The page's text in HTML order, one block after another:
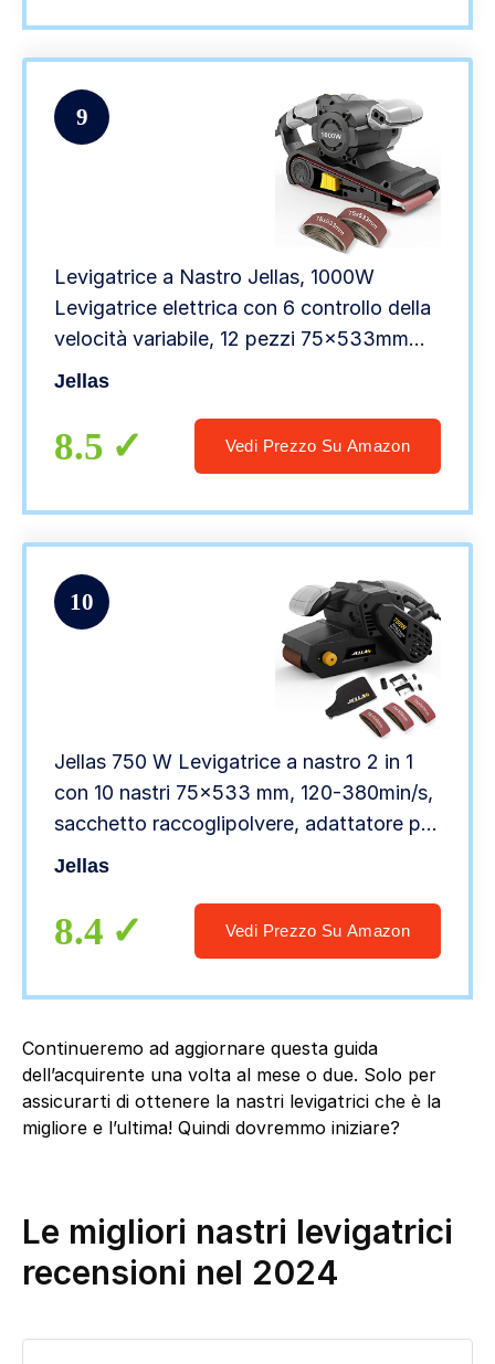
9
Levigatrice a Nastro Jellas, 1000W
Levigatrice elettrica con 6 controllo della
velocità variabile, 12 pezzi 75x533mm
Nastri abrasivi, Sacchetto per la polvere
Jellas
8.5 Vedi Prezzo Su Amazon
10
Jellas 750 W Levigatrice a nastro 2 in 1
con 10 nastri 75×533 mm, 120-380min/s,
sacchetto raccoglipolvere, adattatore per
aspirapolvere, per rimuovere legno,
Jellas
8.4 Vedi Prezzo Su Amazon
Continueremo ad aggiornare questa guida
dell’acquirente una volta al mese o due. Solo per
assicurarti di ottenere la nastri levigatrici che è la
migliore e l’ultima! Quindi dovremmo iniziare?
Le migliori nastri levigatrici
recensioni nel 2024